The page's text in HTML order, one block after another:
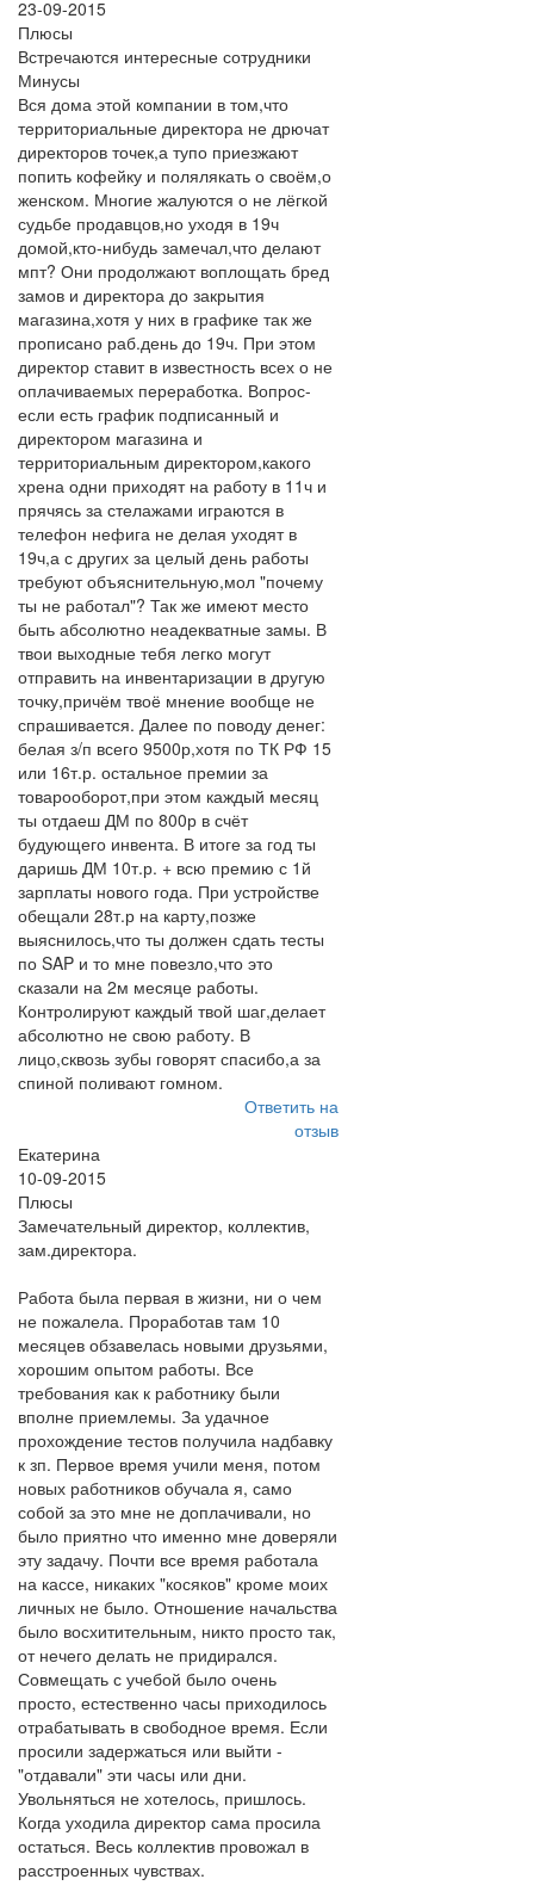
23-09-2015
Плюсы
Встречаются интересные сотрудники
Минусы
Вся дома этой компании в том,что
территориальные директора не дрючат
директоров точек,а тупо приезжают
попить кофейку и полялякать о своём,о
женском. Многие жалуются о не лёгкой
судьбе продавцов,но уходя в 19ч
домой,кто-нибудь замечал,что делают
мпт? Они продолжают воплощать бред
замов и директора до закрытия
магазина,хотя у них в графике так же
прописано раб.день до 19ч. При этом
директор ставит в известность всех о не
оплачиваемых переработка. Вопрос-
если есть график подписанный и
директором магазина и
территориальным директором,какого
хрена одни приходят на работу в 11ч и
прячясь за стелажами играются в
телефон нефига не делая уходят в
19ч,а с других за целый день работы
требуют объяснительную,мол "почему
ты не работал"? Так же имеют место
быть абсолютно неадекватные замы. В
твои выходные тебя легко могут
отправить на инвентаризации в другую
точку,причём твоё мнение вообще не
спрашивается. Далее по поводу денег:
белая з/п всего 9500р,хотя по ТК РФ 15
или 16т.р. остальное премии за
товарооборот,при этом каждый месяц
ты отдаеш ДМ по 800р в счёт
будующего инвента. В итоге за год ты
даришь ДМ 10т.р. + всю премию с 1й
зарплаты нового года. При устройстве
обещали 28т.р на карту,позже
выяснилось,что ты должен сдать тесты
по SAP и то мне повезло,что это
сказали на 2м месяце работы.
Контролируют каждый твой шаг,делает
абсолютно не свою работу. В
лицо,сквозь зубы говорят спасибо,а за
спиной поливают гомном.
Ответить на
отзыв
Екатерина
10-09-2015
Плюсы
Замечательный директор, коллектив,
зам.директора.
Работа была первая в жизни, ни о чем
не пожалела. Проработав там 10
месяцев обзавелась новыми друзьями,
хорошим опытом работы. Все
требования как к работнику были
вполне приемлемы. За удачное
прохождение тестов получила надбавку
к зп. Первое время учили меня, потом
новых работников обучала я, само
собой за это мне не доплачивали, но
было приятно что именно мне доверяли
эту задачу. Почти все время работала
на кассе, никаких "косяков" кроме моих
личных не было. Отношение начальства
было восхитительным, никто просто так,
от нечего делать не придирался.
Совмещать с учебой было очень
просто, естественно часы приходилось
отрабатывать в свободное время. Если
просили задержаться или выйти -
"отдавали" эти часы или дни.
Увольняться не хотелось, пришлось.
Когда уходила директор сама просила
остаться. Весь коллектив провожал в
расстроенных чувствах.